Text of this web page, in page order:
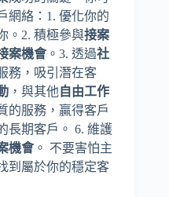
網絡：1. 優化你的
。2. 積極參與接案
案機會。3. 透過社
務，吸引潛在客
，與其他 自由工作
的服務，贏得客戶
長期客戶。 6. 維護
機會。 不要害怕主
到屬於你的穩定客